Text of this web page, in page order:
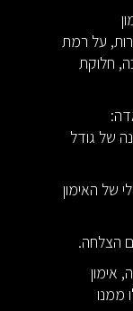
על רמת
חלוקת
של גודל
המנטלי של האימון
אימון
ממנו